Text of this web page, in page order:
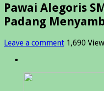
Pawai Alegoris
Padang
Leave a comment 1,690